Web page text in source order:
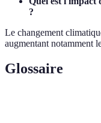
?
Le changement
augmentant notamment
Glossaire